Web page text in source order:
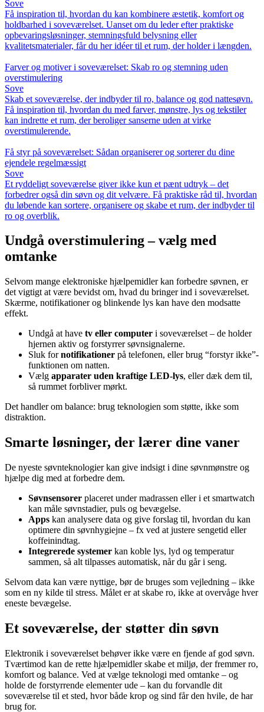
Sove
Få inspiration til, hvordan du kan kombinere æstetik, komfort og
holdbarhed i soveværelset. Uanset om du leder efter praktiske
opbevaringsløsninger, stemningsfuld belysning eller
kvalitetsmaterialer, får du her idéer til et rum, der holder i længden.
Farver og motiver i soveværelset: Skab ro og stemning uden
overstimulering
Sove
Skab et soveværelse, der indbyder til ro, balance og god nattesøvn.
Få inspiration til, hvordan du med farver, mønstre, lys og tekstiler
kan indrette et rum, der beroliger sanserne uden at virke
overstimulerende.
Få styr på soveværelset: Sådan organiserer og sorterer du dine
ejendele regelmæssigt
Sove
Et ryddeligt soveværelse giver ikke kun et pænt udtryk – det
forbedrer også din søvn og dit velvære. Få praktiske råd til, hvordan
du løbende kan sortere, organisere og skabe et rum, der indbyder til
ro og overblik.
Undgå overstimulering – vælg med
omtanke
Selvom mange elektroniske hjælpemidler kan forbedre søvnen, er
det vigtigt at være bevidst om, hvad du bringer ind i soveværelset.
Skærme, notifikationer og blinkende lys kan have den modsatte
effekt.
Undgå at have tv eller computer i soveværelset – de holder
hjernen aktiv og forstyrrer søvnsignalerne.
Sluk fornotifikationer på telefonen, eller brug “forstyr ikke”-
funktionen om natten.
Vælg apparater uden kraftige LED-lys, eller dæk dem til,
så rummet forbliver mørkt.
Det handler om balance: brug teknologien som støtte, ikke som
distraktion.
Smarte løsninger, der lærer dine vaner
De nyeste søvnteknologier kan give indsigt i dine søvnmønstre og
hjælpe dig med at forbedre dem.
Søvnsensorer placeret under madrassen eller i et smartwatch
kan måle søvnstadier, puls og bevægelse.
Apps kan analysere data og give forslag til, hvordan du kan
optimere din søvnhygiejne – fx ved at justere sengetid eller
koffeinindtag.
Integrerede systemer kan koble lys, lyd og temperatur
sammen, så alt tilpasses automatisk, når du går i seng.
Selvom data kan være nyttige, bør de bruges som vejledning – ikke
som en ny kilde til stress. Målet er at skabe ro, ikke at overvåge hver
eneste bevægelse.
Et soveværelse, der støtter din søvn
Elektronik i soveværelset behøver ikke være en fjende af god søvn.
Tværtimod kan de rette hjælpemidler skabe et miljø, der fremmer ro,
komfort og balance. Ved at vælge teknologi med omtanke – og
holde de forstyrrende elementer ude – kan du forvandle dit
soveværelse til et sted, hvor både krop og sind får den hvile, de har
brug for.